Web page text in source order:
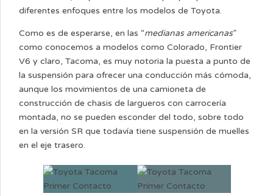
diferentes enfoques entre los modelos de Toyota.
Como es de esperarse, en las “medianas americanas”
como conocemos a modelos como Colorado, Frontier
V6 y claro, Tacoma, es muy notoria la puesta a punto de
la suspensión para ofrecer una conducción más cómoda,
aunque los movimientos de una camioneta de
construcción de chasis de largueros con carrocería
montada, no se pueden esconder del todo, sobre todo
en la versión SR que todavía tiene suspensión de muelles
en el eje trasero.